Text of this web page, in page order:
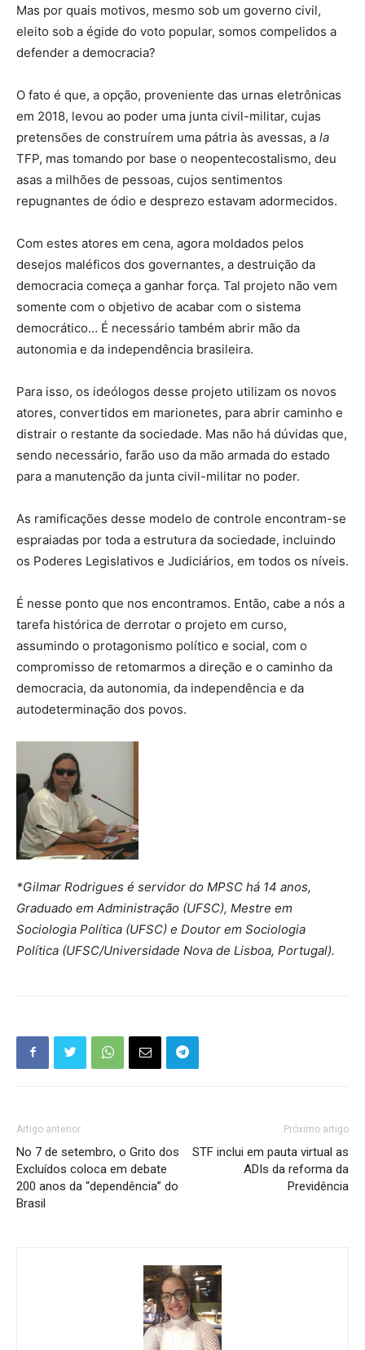
Mas por quais motivos, mesmo sob um governo civil,
eleito sob a égide do voto popular, somos compelidos a
defender a democracia?
O fato é que, a opção, proveniente das urnas eletrônicas
em 2018, levou ao poder uma junta civil-militar, cujas
pretensões de construírem uma pátria às avessas, a la
TFP, mas tomando por base o neopentecostalismo, deu
asas a milhões de pessoas, cujos sentimentos
repugnantes de ódio e desprezo estavam adormecidos.
Com estes atores em cena, agora moldados pelos
desejos maléficos dos governantes, a destruição da
democracia começa a ganhar força. Tal projeto não vem
somente com o objetivo de acabar com o sistema
democrático… É necessário também abrir mão da
autonomia e da independência brasileira.
Para isso, os ideólogos desse projeto utilizam os novos
atores, convertidos em marionetes, para abrir caminho e
distrair o restante da sociedade. Mas não há dúvidas que,
sendo necessário, farão uso da mão armada do estado
para a manutenção da junta civil-militar no poder.
As ramificações desse modelo de controle encontram-se
espraiadas por toda a estrutura da sociedade, incluindo
os Poderes Legislativos e Judiciários, em todos os níveis.
É nesse ponto que nos encontramos. Então, cabe a nós a
tarefa histórica de derrotar o projeto em curso,
assumindo o protagonismo político e social, com o
compromisso de retomarmos a direção e o caminho da
democracia, da autonomia, da independência e da
autodeterminação dos povos.
*Gilmar Rodrigues é servidor do MPSC há 14 anos,
Graduado em Administração (UFSC), Mestre em
Sociologia Política (UFSC) e Doutor em Sociologia
Política (UFSC/Universidade Nova de Lisboa, Portugal).
Artigo anterior
No 7 de setembro, o Grito dos
Excluídos coloca em debate
200 anos da “dependência” do
Brasil
Próximo artigo
STF inclui em pauta virtual as
ADIs da reforma da
Previdência